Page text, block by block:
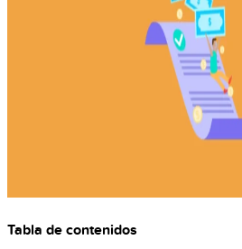
Tabla de contenidos